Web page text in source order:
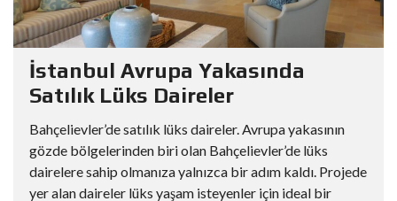
İstanbul Avrupa Yakasında
Satılık Lüks Daireler
Bahçelievler’de satılık lüks daireler. Avrupa yakasının
gözde bölgelerinden biri olan Bahçelievler’de lüks
dairelere sahip olmanıza yalnızca bir adım kaldı. Projede
yer alan daireler lüks yaşam isteyenler için ideal bir